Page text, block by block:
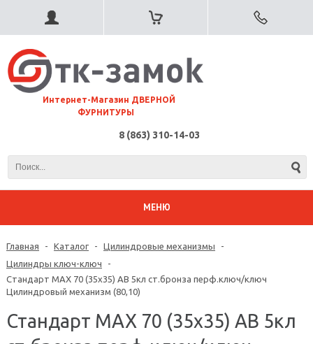
⠀Интернет-Магазин ДВЕРНОЙ
ФУРНИТУРЫ
8 (863) 310-14-03
МЕНЮ
Главная - Каталог - Цилиндровые механизмы
-
Цилиндры ключ-ключ
-
Стандарт MAX 70 (35х35) AB 5кл ст.бронза перф.ключ/ключ
Цилиндровый механизм (80,10)
Стандарт MAX 70 (35х35) AB 5кл